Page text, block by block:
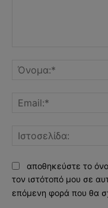
αποθηκεύστε το
τον ιστότοπό μου σε
επόμενη φορά που θα